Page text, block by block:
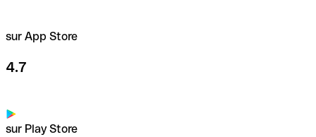
sur App Store
4.7
sur Play Store